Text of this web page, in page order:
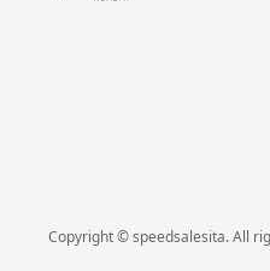
Copyright © speedsalesita. All